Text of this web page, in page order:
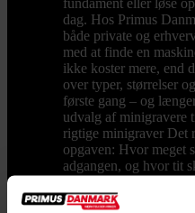
fundament eller løse
dag. Hos Primus
både private og
med at finde en
ikke koster mere, end
over typer, størrelser
første gang – og
udvalg af minigravere
rigtige minigraver Det
opgaven: Hvor meget
adgangen, og hvor tit
smal indkørsel eller